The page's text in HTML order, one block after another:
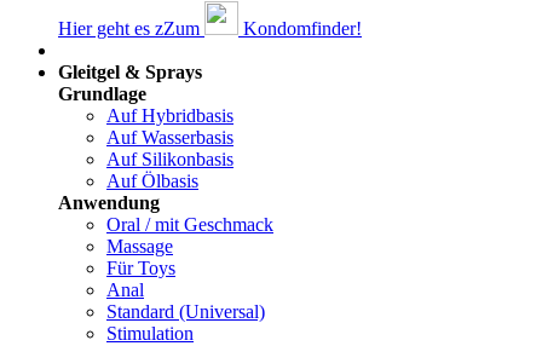
Hier geht es zZum
Kondomfinder!
Gleitgel & Sprays
Grundlage
Auf Hybridbasis
Auf Wasserbasis
Auf Silikonbasis
Auf Ölbasis
Anwendung
Oral / mit Geschmack
Massage
Für Toys
Anal
Standard (Universal)
Stimulation